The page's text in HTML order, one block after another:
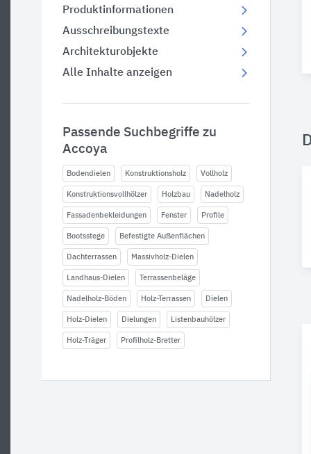
Produktinformationen
Ausschreibungstexte
Architekturobjekte
Alle Inhalte anzeigen
Passende Suchbegriffe zu
Accoya
Bodendielen Konstruktionsholz Vollholz
Konstruktionsvollhölzer Holzbau Nadelholz
Fassadenbekleidungen Fenster Profile
Bootsstege Befestigte Außenflächen
Dachterrassen Massivholz-Dielen
Landhaus-Dielen Terrassenbeläge
Nadelholz-Böden Holz-Terrassen Dielen
Holz-Dielen Dielungen Listenbauhölzer
Holz-Träger Profilholz-Bretter